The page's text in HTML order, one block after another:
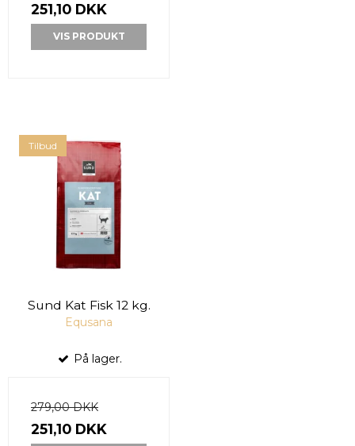
251,10 DKK
VIS PRODUKT
Tilbud
Sund Kat Fisk 12 kg.
Equsana
På lager.
279,00 DKK
251,10 DKK